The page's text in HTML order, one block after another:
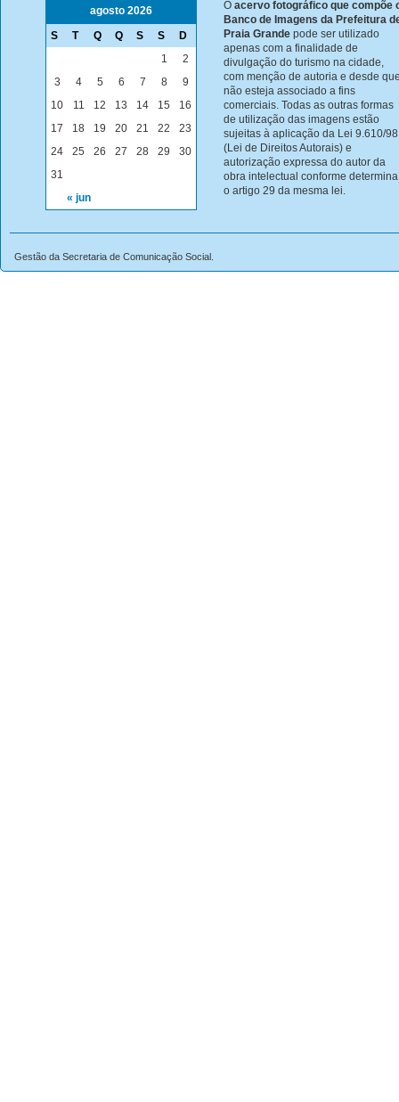
agosto 2026
S
T Q Q S S D
« jun
1
2
3
4 5 6 7 8
9
10
11 12 13 14 15
16
17
18 19 20 21 22
23
24
25 26 27 28 29
30
31
O acervo fotográfico que compõe
Banco de Imagens da Prefeitura
Praia Grande pode ser utilizado
apenas com a finalidade de
divulgação do turismo na cidade,
com menção de autoria e desde
não esteja associado a fins
comerciais. Todas as outras formas
de utilização das imagens estão
sujeitas à aplicação da Lei 9.610/98
(Lei de Direitos Autorais) e
autorização expressa do autor da
obra intelectual conforme determina
o artigo 29 da mesma lei.
Gestão da Secretaria de Comunicação Social.